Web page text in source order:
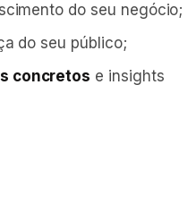
do seu negócio;
do seu público;
concretos e insights